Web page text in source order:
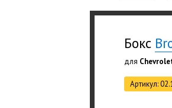
Бокс
для
Артикул: